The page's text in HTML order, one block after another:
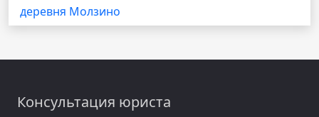
деревня Молзино
Консультация юриста